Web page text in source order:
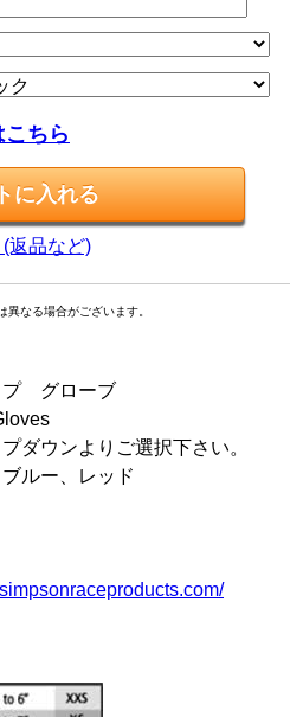
ちら
返品など)
なる場合がございます。
プ グローブ
ダウンよりご選択下さい。
ルー、レッド